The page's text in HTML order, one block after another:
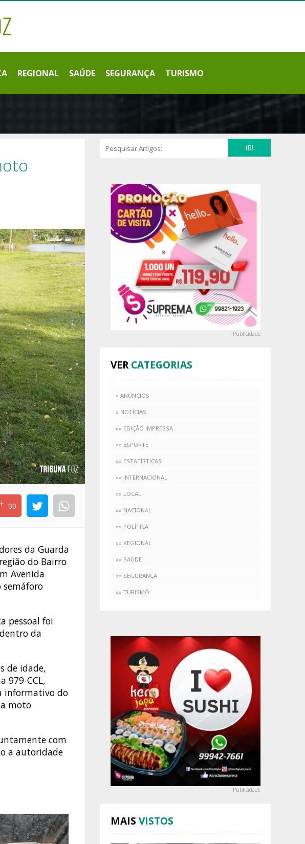
REGIONAL SAÚDE SEGURANÇA TURISMO
00
da Guarda
do Bairro
Avenida
pessoal foi
da
de idade,
979-CCL,
informativo do
moto
com
a autoridade
IR!
Publicidade
VERCATEGORIAS
» ANÚNCIOS
» NOTÍCIAS
»» EDIÇÃO IMPRESSA
»» ESPORTE
»» ESTATÍSTICAS
»» INTERNACIONAL
»» LOCAL
»» NACIONAL
»» POLÍTICA
»» REGIONAL
»» SAÚDE
»» SEGURANÇA
»» TURISMO
Publicidade
MAIS VISTOS